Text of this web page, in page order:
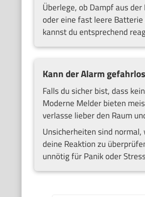
Überlege, ob Dampf aus
oder eine fast leere
kannst du entsprechend
Kann der Alarm
Falls du sicher bist, dass
Moderne Melder bieten
verlasse lieber den Raum
Unsicherheiten sind
deine Reaktion zu
unnötig für Panik oder